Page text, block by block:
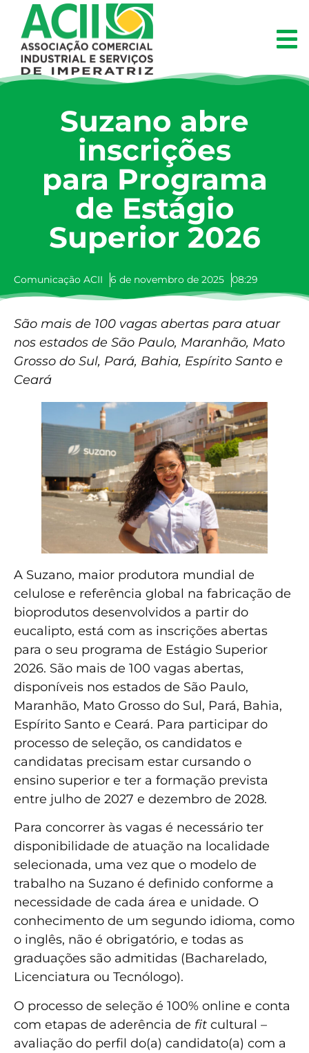
Suzano abre
inscrições
para Programa
de Estágio
Superior 2026
Comunicação ACII 6 de novembro de 2025 08:29
São mais de 100 vagas abertas para atuar
nos estados de São Paulo, Maranhão, Mato
Grosso do Sul, Pará, Bahia, Espírito Santo e
Ceará
A Suzano, maior produtora mundial de
celulose e referência global na fabricação de
bioprodutos desenvolvidos a partir do
eucalipto, está com as inscrições abertas
para o seu programa de Estágio Superior
2026. São mais de 100 vagas abertas,
disponíveis nos estados de São Paulo,
Maranhão, Mato Grosso do Sul, Pará, Bahia,
Espírito Santo e Ceará. Para participar do
processo de seleção, os candidatos e
candidatas precisam estar cursando o
ensino superior e ter a formação prevista
entre julho de 2027 e dezembro de 2028.
Para concorrer às vagas é necessário ter
disponibilidade de atuação na localidade
selecionada, uma vez que o modelo de
trabalho na Suzano é definido conforme a
necessidade de cada área e unidade. O
conhecimento de um segundo idioma, como
o inglês, não é obrigatório, e todas as
graduações são admitidas (Bacharelado,
Licenciatura ou Tecnólogo).
O processo de seleção é 100% online e conta
com etapas de aderência de fit cultural –
avaliação do perfil do(a) candidato(a) com a